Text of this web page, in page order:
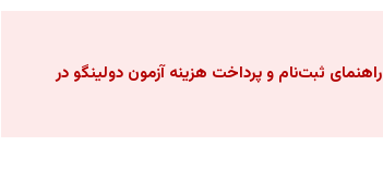
راهنمای ثبت‌نام و پرداخت هزینه آزمون دولینگو در